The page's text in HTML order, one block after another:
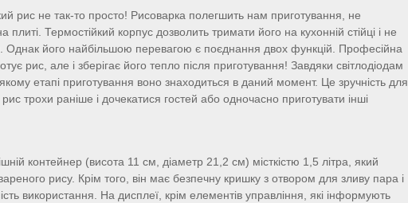
рис не так-то просто! Рисоварка полегшить нам приготування, не
Термостійкий корпус дозволить тримати його на кухонній стійці і не
Однак його найбільшою перевагою є поєднання двох функцій. Професійна
рис, але і зберігає його тепло після приготування! Завдяки світлодіодам
етапі приготування воно знаходиться в даний момент. Це зручність для
трохи раніше і дочекатися гостей або одночасно приготувати інші
контейнер (висота 11 см, діаметр 21,2 см) місткістю 1,5 літра, який
рису. Крім того, він має безпечну кришку з отвором для зливу пара і
використання. На дисплеї, крім елементів управління, які інформують